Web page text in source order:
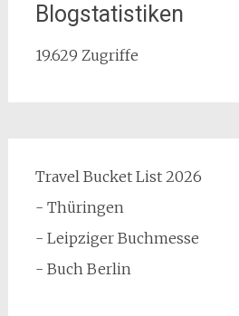
Blogstatistiken
19.629 Zugriffe
Travel Bucket List 2026
- Thüringen
- Leipziger Buchmesse
- Buch Berlin